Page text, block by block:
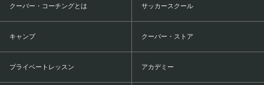
クーバー・コーチングとは サッカースクール
キャンプ クーバー・ストア
プライベートレッスン アカデミー